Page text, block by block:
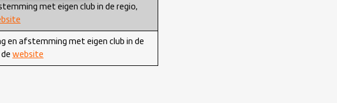
met eigen club in de regio,
en afstemming met eigen club in de
website